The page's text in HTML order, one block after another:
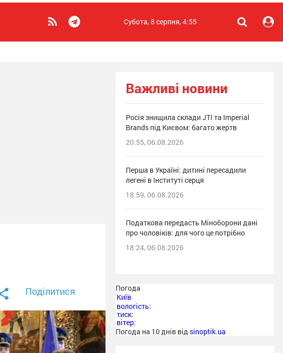
Субота, 8 серпня, 4:55
Поділитися
Важливі новини
Росія знищила склади JTI та Imperial
Brands під Києвом: багато жертв
20:55, 06.08.2026
Перша в Україні: дитині пересадили
легені в Інституті серця
18:59, 06.08.2026
Податкова передасть Міноборони дані
про чоловіків: для чого це потрібно
18:24, 06.08.2026
Погода
Київ
вологість:
тиск:
вітер:
Погода на 10 днів від sinoptik.ua